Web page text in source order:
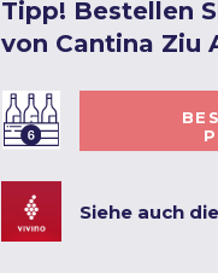
Tipp! Bestellen
von Cantina Ziu
Siehe auch